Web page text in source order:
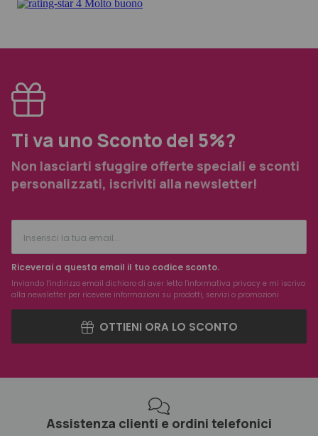
Ti va uno Sconto del 5%?
Non lasciarti sfuggire offerte speciali e sconti
personalizzati, iscriviti alla newsletter!
OTTIENI ORA LO SCONTO
Riceverai a questa email il tuo codice sconto.
Inviando l’indirizzo email dichiaro di aver letto l'informativa privacy e mi iscrivo
alla newsletter per ricevere informazioni su prodotti, servizi o promozioni
Assistenza clienti e ordini telefonici